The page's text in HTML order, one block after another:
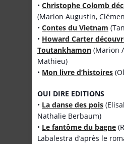
• Christophe Colomb
(Marion Augustin,
• Contes du Vietnam
• Howard Carter
Toutankhamon (Marion
Mathieu)
• Mon livre d’histoires
OUI DIRE EDITIONS
• La danse des pois
Nathalie Berbaum)
• Le fantôme du bagne
Labalestra d’après le